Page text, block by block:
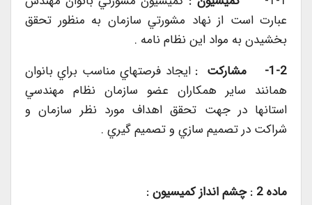
عبارت است از نهاد مشورتي سازمان به منظور تحقق
بخشيدن به مواد اين نظام نامه .
1-2-
مشاركت :ايجاد فرصتهاي مناسب براي بانوان
همانند ساير همكاران عضو سازمان نظام مهندسي
استانها در جهت تحقق اهداف مورد نظر سازمان و
شراكت در تصميم سازي و تصميم گيري .
ماده 2 : چشم انداز كميسيون :